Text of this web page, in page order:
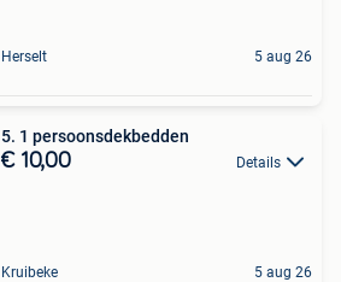
Herselt 5 aug 26
5. 1 persoonsdekbedden
€ 10,00 Details
Kruibeke 5 aug 26